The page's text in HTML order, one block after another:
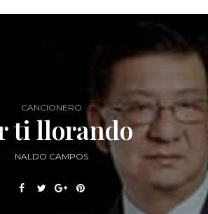
CANCIONERO
ti llorando
NALDO CAMPOS